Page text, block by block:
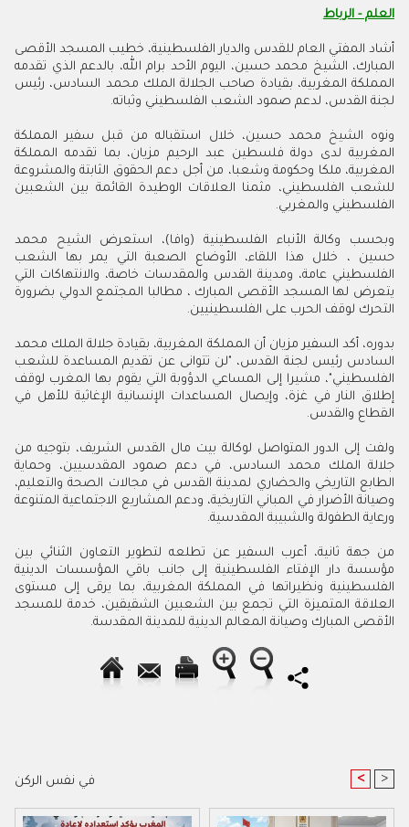
العلم - الرباط
أشاد المفتي العام للقدس والديار الفلسطينية، خطيب المسجد الأقصى
المبارك، الشيخ محمد حسين، اليوم الأحد برام الله، بالدعم الذي تقدمه
المملكة المغربية، بقيادة صاحب الجلالة الملك محمد السادس، رئيس
لجنة القدس، لدعم صمود الشعب الفلسطيني وثباته.
ونوه الشيخ محمد حسين، خلال استقباله من قبل سفير المملكة
المغربية لدى دولة فلسطين عبد الرحيم مزيان، بما تقدمه المملكة
المغربية، ملكا وحكومة وشعبا، من أجل دعم الحقوق الثابتة والمشروعة
للشعب الفلسطيني، مثمنا العلاقات الوطيدة القائمة بين الشعبين
الفلسطيني والمغربي.
وبحسب وكالة الأنباء الفلسطينية (وافا)، استعرض الشيح محمد
حسين ، خلال هذا اللقاء، الأوضاع الصعبة التي يمر بها الشعب
الفلسطيني عامة، ومدينة القدس والمقدسات خاصة، والانتهاكات التي
يتعرض لها المسجد الأقصى المبارك ، مطالبا المجتمع الدولي بضرورة
التحرك لوقف الحرب على الفلسطينيين.
بدوره، أكد السفير مزيان أن المملكة المغربية، بقيادة جلالة الملك محمد
السادس رئيس لجنة القدس، "لن تتوانى عن تقديم المساعدة للشعب
الفلسطيني"، مشيرا إلى المساعي الدؤوبة التي يقوم بها المغرب لوقف
إطلاق النار في غزة، وإيصال المساعدات الإنسانية الإغاثية للأهل في
القطاع والقدس.
ولفت إلى الدور المتواصل لوكالة بيت مال القدس الشريف، بتوجيه من
جلالة الملك محمد السادس، في دعم صمود المقدسيين، وحماية
الطابع التاريخي والحضاري لمدينة القدس في مجالات الصحة والتعليم،
وصيانة الأضرار في المباني التاريخية، ودعم المشاريع الاجتماعية المتنوعة
ورعاية الطفولة والشبيبة المقدسية.
من جهة ثانية، أعرب السفير عن تطلعه لتطوير التعاون الثنائي بين
مؤسسة دار الإفتاء الفلسطينية إلى جانب باقي المؤسسات الدينية
الفلسطينية ونظيراتها في المملكة المغربية، بما يرقى إلى مستوى
العلاقة المتميزة التي تجمع بين الشعبين الشقيقين، خدمة للمسجد
الأقصى المبارك وصيانة المعالم الدينية للمدينة المقدسة.
في نفس الركن < >